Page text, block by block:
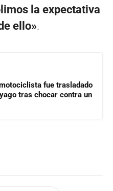
la expectativa
ello».
fue trasladado
tras chocar contra un